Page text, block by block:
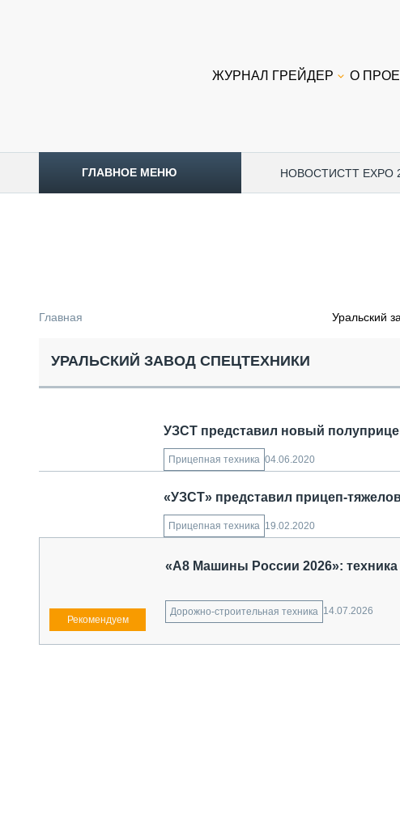
ЖУРНАЛ ГРЕЙДЕР О
ГЛАВНОЕ МЕНЮ НОВОСТИCTT EXPO
СПЕЦТЕХНИКА И ТРАНСПОРТ
ГРУЗОПЕРЕВОЗКИ
ТЕХНИКА КРУПНЫМ ПЛАНОМ
ИСПЫТАТЕЛИ
ТЕХНОЛОГИИ
СЕРВИСМЕНЫ
Главная Уральский
УРАЛЬСКИЙ ЗАВОД СПЕЦТЕХНИКИ
УЗСТ представил новый
Прицепная техника 04.06.2020
«УЗСТ» представил прицеп-
Прицепная техника 19.02.2020
«А8 Машины России 2026»:
Дорожно-строительная техника 14.07.2026